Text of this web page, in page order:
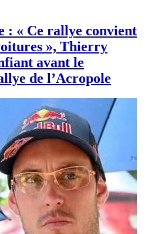
: « Ce rallye convient
», Thierry
avant le
de l’Acropole